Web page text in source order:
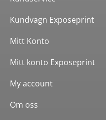
Kundvagn Exposeprint
Mitt Konto
Mitt konto Exposeprint
My account
Om oss